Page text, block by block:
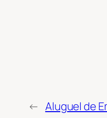
← Aluguel de